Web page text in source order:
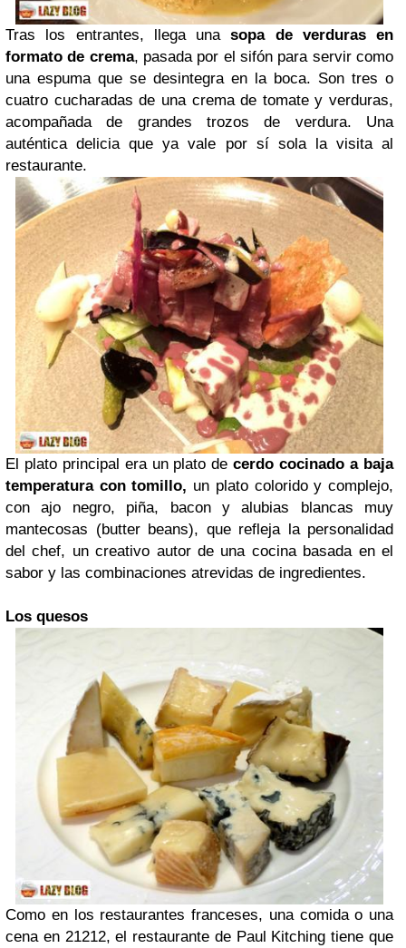
Tras los entrantes, llega unasopa de verduras en
formato de crema, pasada por el sifón para servir como
una espuma que se desintegra en la boca. Son tres o
cuatro cucharadas de una crema de tomate y verduras,
acompañada de grandes trozos de verdura. Una
auténtica delicia que ya vale por sí sola la visita al
restaurante.
El plato principal era un plato decerdo cocinado a baja
temperatura con tomillo, un plato colorido y complejo,
con ajo negro, piña, bacon y alubias blancas muy
mantecosas (butter beans), que refleja la personalidad
del chef, un creativo autor de una cocina basada en el
sabor y las combinaciones atrevidas de ingredientes.
Los quesos
Como en los restaurantes franceses, una comida o una
cena en 21212, el restaurante de Paul Kitching tiene que